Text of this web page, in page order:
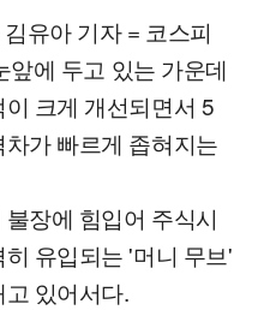
유아 기자 = 코스피
앞에 두고 있는 가운데
크게 개선되면서 5
가 빠르게 좁혀지는
장에 힘입어 주식시
유입되는 '머니 무브'
있어서다.